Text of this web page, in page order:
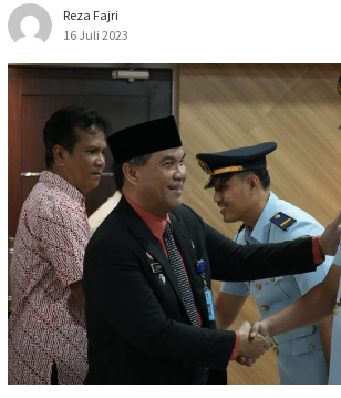
Reza Fajri
16 Juli 2023